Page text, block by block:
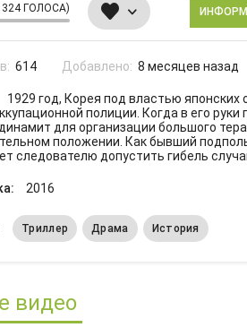
ГОЛОСА)
614 Добавлено: 8 месяцев назад
1929 год, Корея под властью
полиции. Когда в его
для организации большого
положении. Как бывший
следователю допустить гибель
2016
Триллер Драма История
видео